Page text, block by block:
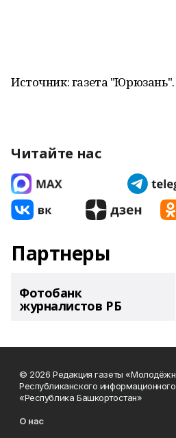
Источник: газета "Юрюзань".
Читайте нас
Партнеры
Фотобанк
журналистов РБ
© 2026 Редакция газеты
Республиканского
«Республика Башкортостан»
О нас